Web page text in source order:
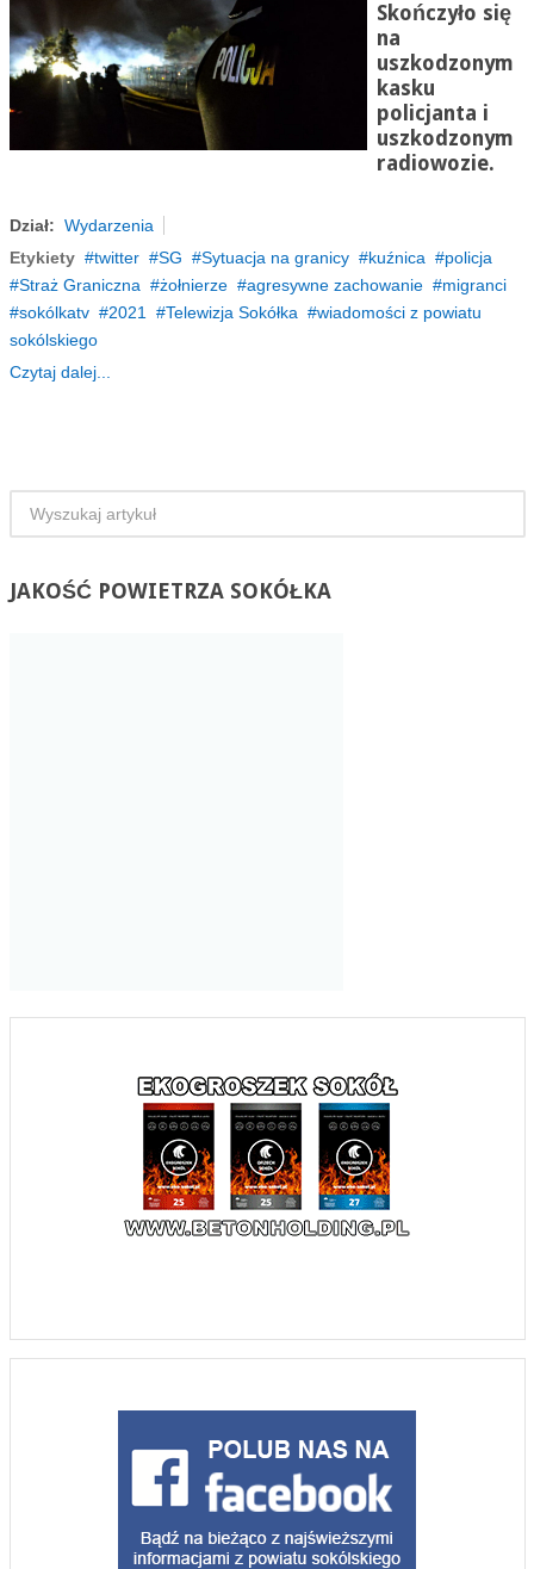
Skończyło się
na
uszkodzonym
kasku
policjanta i
uszkodzonym
radiowozie.
Dział: Wydarzenia
Etykiety
twitter SG Sytuacja na granicy kuźnica
policja
Straż Graniczna
żołnierze agresywne zachowanie
migranci
sokólkatv
2021 Telewizja Sokółka
wiadomości z powiatu
sokólskiego
Czytaj dalej...
JAKOŚĆPOWIETRZA SOKÓŁKA